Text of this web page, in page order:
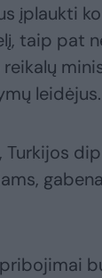
įplaukti
taip pat
leidėjus.